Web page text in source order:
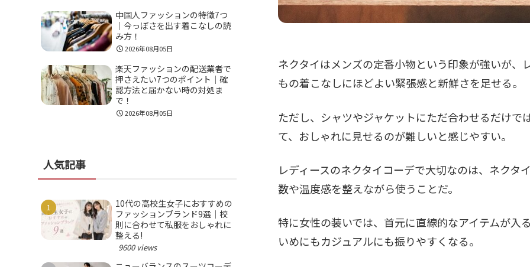
ネクタイはメンズの定番小物という印象が強いが、
もの着こなしにほどよい緊張感と新鮮さを足せる。
ただし、シャツやジャケットにただ合わせるだけ
て、おしゃれに見せるのが難しいと感じやすい。
レディースのネクタイコーデで大切なのは、ネク
数や温度感を整えながら使うことだ。
特に女性の装いでは、首元に直線的なアイテムが入
いめにもカジュアルにも振りやすくなる。
中国人ファッションの特徴7つ
｜今っぽさを出す着こなしの読
み方！
2026年08月05日
楽天ファッションの配送業者で
押さえたい7つのポイント｜確
認方法と届かない時の対処ま
で！
2026年08月05日
人気記事
10代の高校生女子におすすめの
ファッションブランド9選｜校
則に合わせて私服をおしゃれに
整える!
9600 views